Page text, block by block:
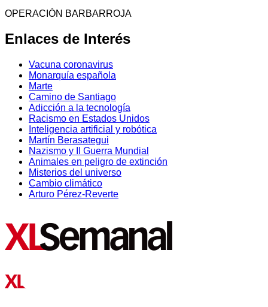
OPERACIÓN BARBARROJA
Enlaces de Interés
Vacuna coronavirus
Monarquía española
Marte
Camino de Santiago
Adicción a la tecnología
Racismo en Estados Unidos
Inteligencia artificial y robótica
Martín Berasategui
Nazismo y II Guerra Mundial
Animales en peligro de extinción
Misterios del universo
Cambio climático
Arturo Pérez-Reverte